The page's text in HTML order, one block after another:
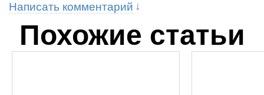
Написать комментарий
Похожие статьи